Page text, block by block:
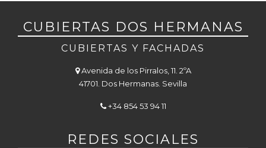
CUBIERTAS DOS HERMANAS
CUBIERTAS Y FACHADAS
Avenida de los Pirralos, 11. 2ºA
41701. Dos Hermanas. Sevilla
+34 854 53 94 11
REDES SOCIALES